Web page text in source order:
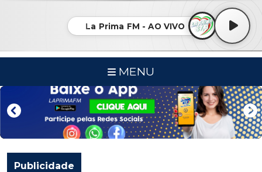
La Prima FM - AO VIVO
MENU
Publicidade